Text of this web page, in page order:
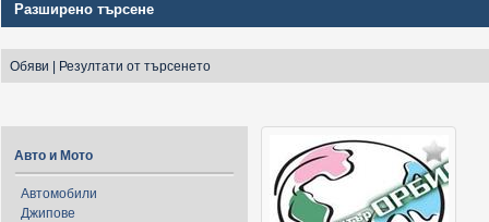
Разширено търсене
Обяви Резултати от търсенето
Авто и Мото
Автомобили
Джипове